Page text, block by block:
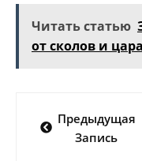
Читать статью
от сколов и
по
Предыдущая
Запись